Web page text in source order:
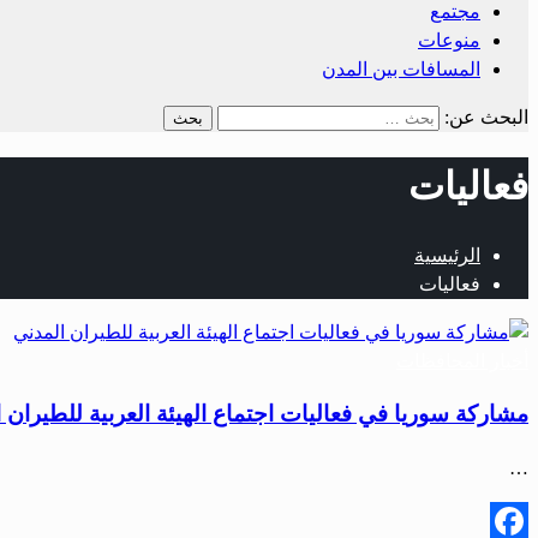
مجتمع
منوعات
المسافات بين المدن
البحث عن:
فعاليات
الرئيسية
فعاليات
مشاركة سوريا في فعاليات اجتماع الهيئة العربية للطيران
…